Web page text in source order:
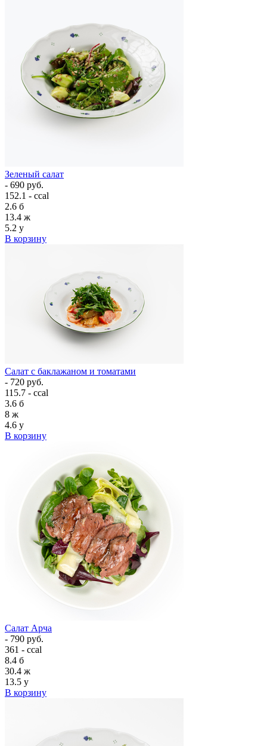
Зеленый салат
- 690 руб.
152.1 - ccal
2.6 б
13.4 ж
5.2 у
В корзину
Салат с баклажаном и томатами
- 720 руб.
115.7 - ccal
3.6 б
8 ж
4.6 у
В корзину
Салат Арча
- 790 руб.
361 - ccal
8.4 б
30.4 ж
13.5 у
В корзину